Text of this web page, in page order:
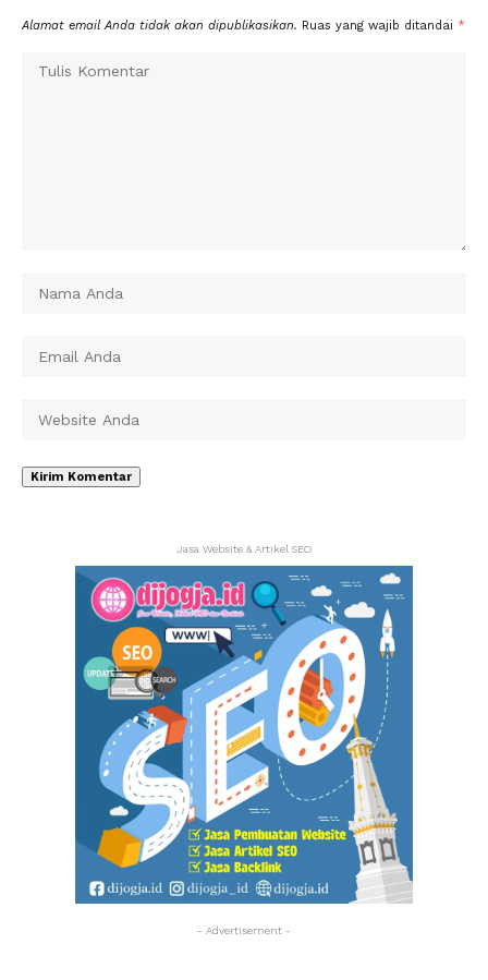
Alamat email Anda tidak akan dipublikasikan. Ruas yang wajib ditandai *
Jasa Website & Artikel SEO
- Advertisement -